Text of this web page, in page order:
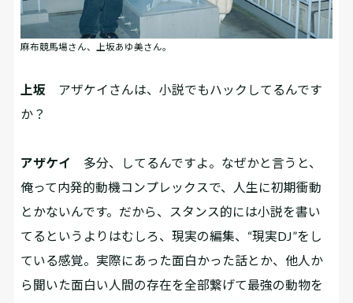
麻布競馬場さん、上坂あゆ美さん。
上坂 アザケイさんは、小説でもハックしてるんです
か？
アザケイ
多分、してるんですよ。なぜかと言うと、
俺って内発的動機コンプレックスで、人生に初期衝動
とかないんです。だから、スタンス的には小説を書い
てるというよりはむしろ、現実の編集、“現実DJ”をし
ている感覚。実際にあった面白かった話とか、他人か
ら聞いた面白い人間の存在を全部繋げて最強の動物を